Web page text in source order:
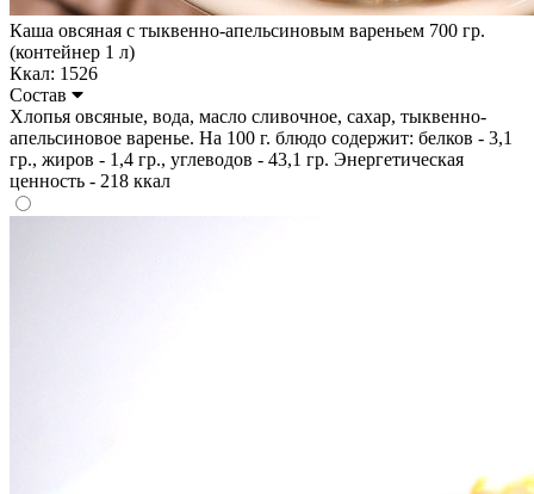
Каша овсяная с тыквенно-апельсиновым вареньем 700 гр.
(контейнер 1 л)
Ккал: 1526
Состав
Хлопья овсяные, вода, масло сливочное, сахар, тыквенно-
апельсиновое варенье. На 100 г. блюдо содержит: белков - 3,1
гр., жиров - 1,4 гр., углеводов - 43,1 гр. Энергетическая
ценность - 218 ккал